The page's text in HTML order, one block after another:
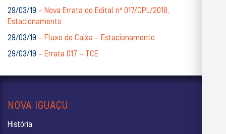
29/03/19 – Nova Errata do Edital nº 017/CPL/2018,
Estacionamento
29/03/19 – Fluxo de Caixa – Estacionamento
29/03/19 – Errata 017 – TCE
NOVA IGUAÇU
História